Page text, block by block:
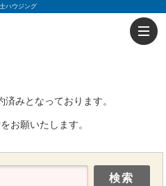
ハウジング
みとなっております。
お願いたします。